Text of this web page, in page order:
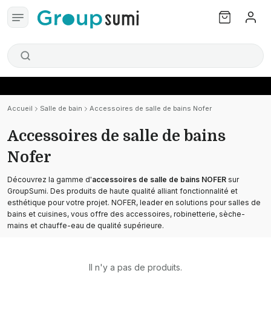
Accueil Salle de bain Accessoires de salle de bains Nofer
Accessoires de salle de bains
Nofer
Découvrez la gamme d'accessoires de salle de bains NOFER sur
GroupSumi. Des produits de haute qualité alliant fonctionnalité et
esthétique pour votre projet. NOFER, leader en solutions pour salles de
bains et cuisines, vous offre des accessoires, robinetterie, sèche-
mains et chauffe-eau de qualité supérieure.
Il n'y a pas de produits.